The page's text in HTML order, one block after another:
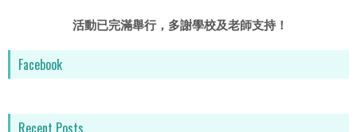
活動已完滿舉行，多謝學校及老師支持！
Facebook
Recent Posts